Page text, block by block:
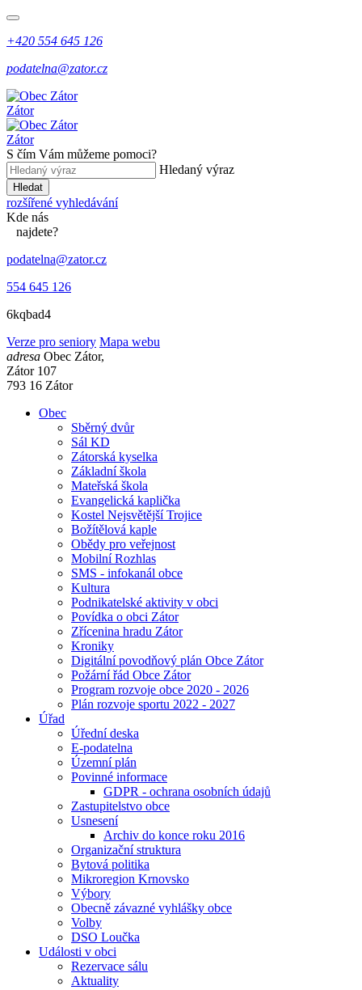
+420 554 645 126
podatelna@zator.cz
Zátor
Zátor
S čím Vám můžeme pomoci?
Hledaný výraz
Hledat
rozšířené vyhledávání
Kde nás
najdete?
podatelna@zator.cz
554 645 126
6kqbad4
Verze pro seniory Mapa webu
adresa Obec Zátor,
Zátor 107
793 16 Zátor
Obec
Sběrný dvůr
Sál KD
Zátorská kyselka
Základní škola
Mateřská škola
Evangelická kaplička
Kostel Nejsvětější Trojice
Božítělová kaple
Obědy pro veřejnost
Mobilní Rozhlas
SMS - infokanál obce
Kultura
Podnikatelské aktivity v obci
Povídka o obci Zátor
Zřícenina hradu Zátor
Kroniky
Digitální povodňový plán Obce Zátor
Požární řád Obce Zátor
Program rozvoje obce 2020 - 2026
Plán rozvoje sportu 2022 - 2027
Úřad
Úřední deska
E-podatelna
Územní plán
Povinné informace
GDPR - ochrana osobních údajů
Zastupitelstvo obce
Usnesení
Archiv do konce roku 2016
Organizační struktura
Bytová politika
Mikroregion Krnovsko
Výbory
Obecně závazné vyhlášky obce
Volby
DSO Loučka
Události v obci
Rezervace sálu
Aktuality